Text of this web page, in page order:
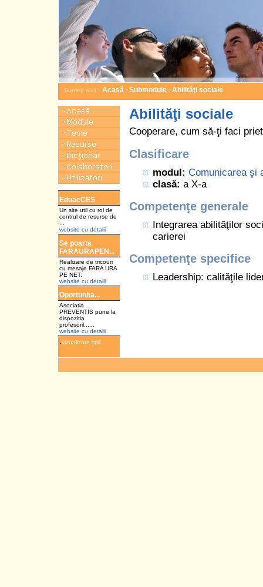
Sunteţi aici:Acasă >Submodule >Abilităţi sociale
EduacCES
Un site util cu rol de
centrul de resurse de
website cu detalii
Se poarta
FARAURAPEN...
Realizare de tricouri
cu mesaje FARA URA
PE NET.
website cu detalii
Oportunita...
Asociatia
PREVENTIS pune la
dispozitia
profesoril......
website cu detalii
.vizualizare ştiri
Abilităţi sociale
Cooperare, cum să-ţi faci
Clasificare
modul: Comunicarea şi
clasă: a X-a
Competenţe generale
Integrarea abilităţilor
carierei
Competenţe specifice
Leadership: calităţile